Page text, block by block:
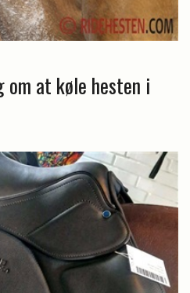
om at køle hesten i